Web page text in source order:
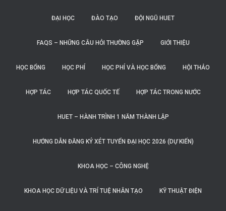
ĐẠI HỌC ĐÀO TẠO ĐỘI NGŨ HUET
FAQS – NHỮNG CÂU HỎI THƯỜNG GẶP GIỚI THIỆU
HỌC BỔNG HỌC PHÍ HỌC PHÍ VÀ HỌC BỔNG HỘI THẢO
HỢP TÁC HỢP TÁC QUỐC TẾ HỢP TÁC TRONG NƯỚC
HUET – HÀNH TRÌNH 1 NĂM THÀNH LẬP
HƯỚNG DẪN ĐĂNG KÝ XÉT TUYỂN ĐẠI HỌC 2026 (DỰ KIẾN)
KHOA HỌC – CÔNG NGHỆ
KHOA HỌC DỮ LIỆU VÀ TRÍ TUỆ NHÂN TẠO KỸ THUẬT ĐIỆN